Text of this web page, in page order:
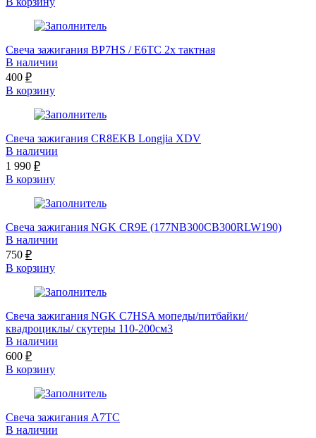
Свеча зажигания BP7HS / E6TC 2х тактная
В наличии
400 ₽
В корзину
Свеча зажигания CR8EKB Longjia XDV
В наличии
1 990 ₽
В корзину
Свеча зажигания NGK CR9E (177NB300CB300RLW190)
В наличии
750 ₽
В корзину
Свеча зажигания NGK C7HSA мопеды/питбайки/
квадроциклы/ скутеры 110-200см3
В наличии
600 ₽
В корзину
Свеча зажигания A7TC
В наличии